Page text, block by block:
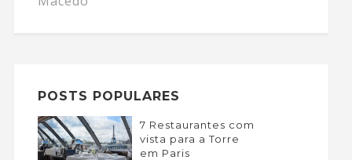
POSTS POPULARES
7 Restaurantes com
vista para a Torre
em Paris